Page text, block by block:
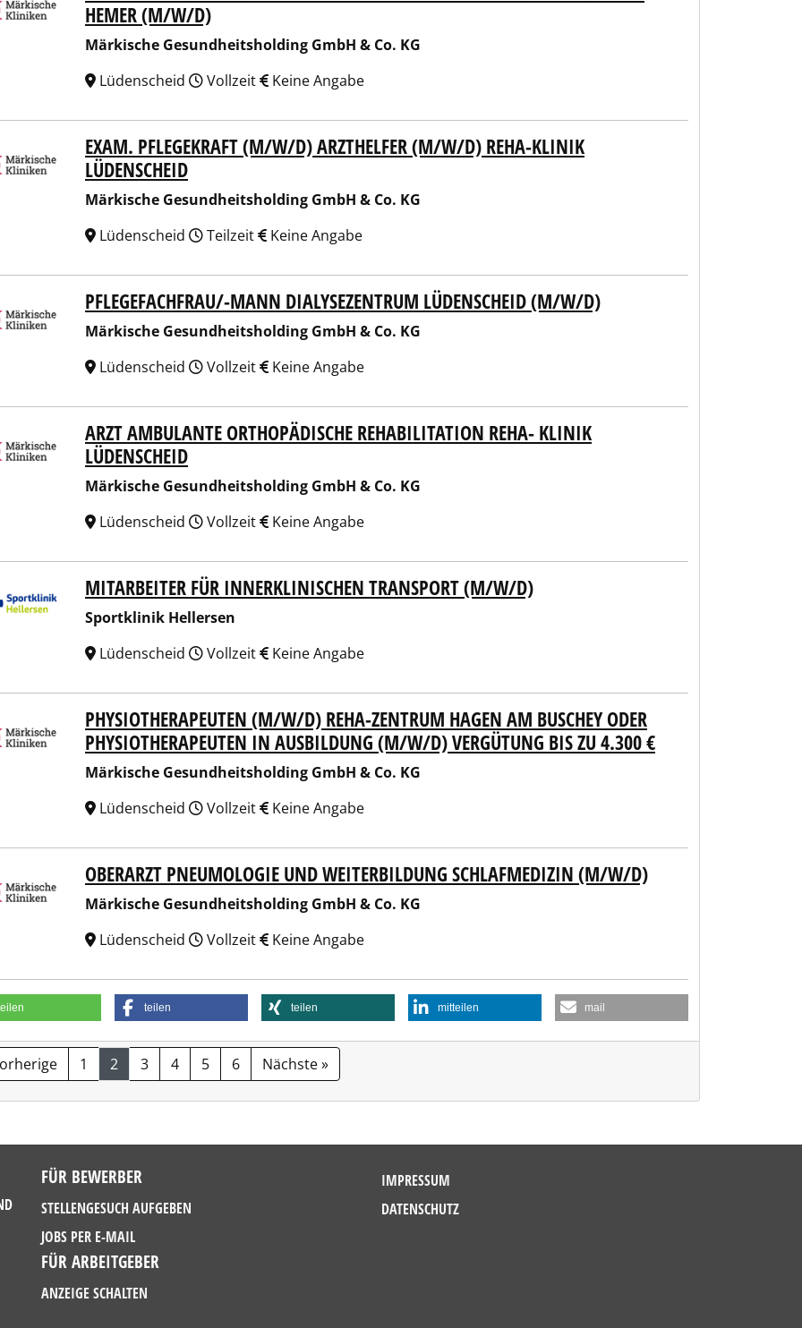
HEMER (M/W/D)
Märkische Gesundheitsholding GmbH & Co. KG
Lüdenscheid
Vollzeit Keine Angabe
Gesundheitsholding GmbH & Co. KG
EXAM. PFLEGEKRAFT (M/W/D) ARZTHELFER (M/W/D) REHA-KLINIK
LÜDENSCHEID
Märkische Gesundheitsholding GmbH & Co. KG
Lüdenscheid
Teilzeit Keine Angabe
Gesundheitsholding GmbH & Co. KG
PFLEGEFACHFRAU/-MANN DIALYSEZENTRUM LÜDENSCHEID (M/W/D)
Märkische Gesundheitsholding GmbH & Co. KG
Lüdenscheid
Vollzeit Keine Angabe
Gesundheitsholding GmbH & Co. KG
ARZT AMBULANTE ORTHOPÄDISCHE REHABILITATION REHA- KLINIK
LÜDENSCHEID
Märkische Gesundheitsholding GmbH & Co. KG
Lüdenscheid
Vollzeit Keine Angabe
HellersenMITARBEITER FÜR INNERKLINISCHEN TRANSPORT (M/W/D)
Sportklinik Hellersen
Lüdenscheid
Vollzeit Keine Angabe
Gesundheitsholding GmbH & Co. KG
PHYSIOTHERAPEUTEN (M/W/D) REHA-ZENTRUM HAGEN AM BUSCHEY ODER
PHYSIOTHERAPEUTEN IN AUSBILDUNG (M/W/D) VERGÜTUNG BIS ZU 4.300 €
Märkische Gesundheitsholding GmbH & Co. KG
Lüdenscheid
Vollzeit Keine Angabe
Gesundheitsholding GmbH & Co. KG
OBERARZT PNEUMOLOGIE UND WEITERBILDUNG SCHLAFMEDIZIN (M/W/D)
Märkische Gesundheitsholding GmbH & Co. KG
Lüdenscheid
Vollzeit Keine Angabe
teilen teilen mitteilen mail
1 2 3 4 5 6 Nächste »
FÜR BEWERBER
STELLENGESUCH AUFGEBEN
JOBS PER E-MAIL
FÜR ARBEITGEBER
ANZEIGE SCHALTEN
IMPRESSUM
DATENSCHUTZ